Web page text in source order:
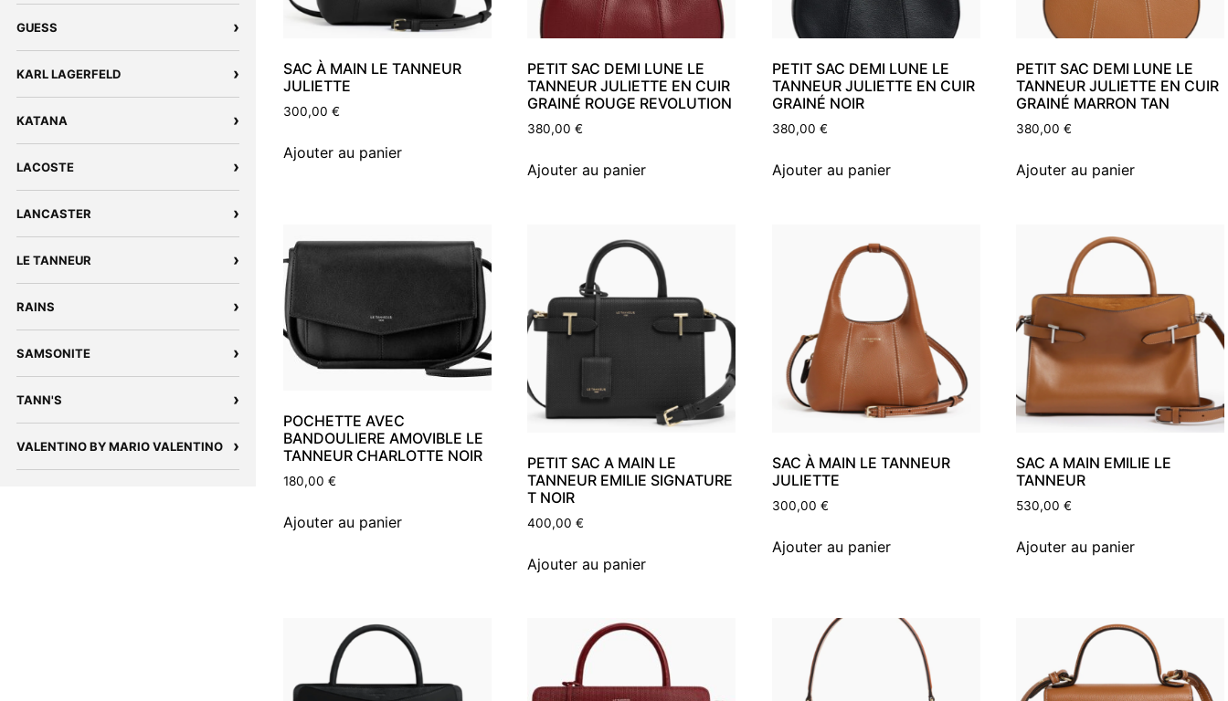
GUESS ›
KARL LAGERFELD ›
KATANA ›
LACOSTE ›
LANCASTER ›
LE TANNEUR ›
RAINS ›
SAMSONITE ›
TANN'S ›
VALENTINO BY MARIO VALENTINO ›
SAC À MAIN LE TANNEUR
JULIETTE
300,00 €
Ajouter au panier
PETIT SAC DEMI LUNE LE
TANNEUR JULIETTE EN CUIR
GRAINÉ ROUGE REVOLUTION
380,00€
Ajouter au panier
PETIT SAC DEMI LUNE LE
TANNEUR JULIETTE EN CUIR
GRAINÉ NOIR
380,00 €
Ajouter au panier
PETIT SAC DEMI LUNE LE
TANNEUR JULIETTE EN CUIR
GRAINÉ MARRON TAN
380,00 €
Ajouter au panier
POCHETTE AVEC
BANDOULIERE AMOVIBLE LE
TANNEUR CHARLOTTE NOIR
180,00 €
Ajouter au panier
PETIT SAC A MAIN LE
TANNEUR EMILIE SIGNATURE
T NOIR
400,00€
Ajouter au panier
SAC À MAIN LE TANNEUR
JULIETTE
300,00 €
Ajouter au panier
SAC A MAIN EMILIE LE
TANNEUR
530,00 €
Ajouter au panier